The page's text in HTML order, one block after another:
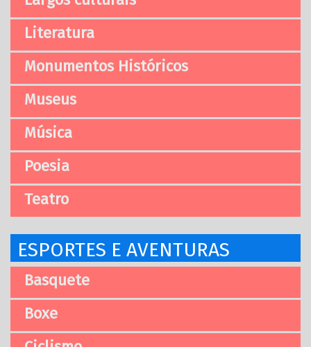
Literatura
Monumentos Históricos
Museus
Música
Poesia
Teatro
ESPORTES E AVENTURAS
Basquete
Boxe